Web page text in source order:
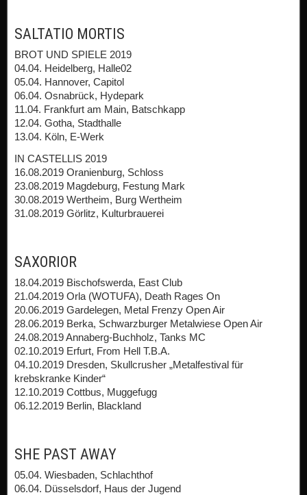
SALTATIO MORTIS
BROT UND SPIELE 2019
04.04. Heidelberg, Halle02
05.04. Hannover, Capitol
06.04. Osnabrück, Hydepark
11.04. Frankfurt am Main, Batschkapp
12.04. Gotha, Stadthalle
13.04. Köln, E-Werk
IN CASTELLIS 2019
16.08.2019 Oranienburg, Schloss
23.08.2019 Magdeburg, Festung Mark
30.08.2019 Wertheim, Burg Wertheim
31.08.2019 Görlitz, Kulturbrauerei
SAXORIOR
18.04.2019 Bischofswerda, East Club
21.04.2019 Orla (WOTUFA), Death Rages On
20.06.2019 Gardelegen, Metal Frenzy Open Air
28.06.2019 Berka, Schwarzburger Metalwiese Open Air
24.08.2019 Annaberg-Buchholz, Tanks MC
02.10.2019 Erfurt, From Hell T.B.A.
04.10.2019 Dresden, Skullcrusher „Metalfestival für
krebskranke Kinder“
12.10.2019 Cottbus, Muggefugg
06.12.2019 Berlin, Blackland
SHE PAST AWAY
05.04. Wiesbaden, Schlachthof
06.04. Düsselsdorf, Haus der Jugend